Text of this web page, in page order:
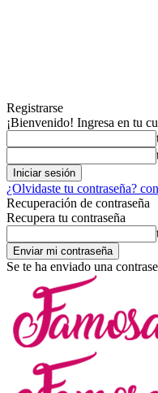
Registrarse
¡Bienvenido! Ingresa en tu
¿Olvidaste tu contraseña?
Recuperación de contraseña
Recupera tu contraseña
Se te ha enviado una